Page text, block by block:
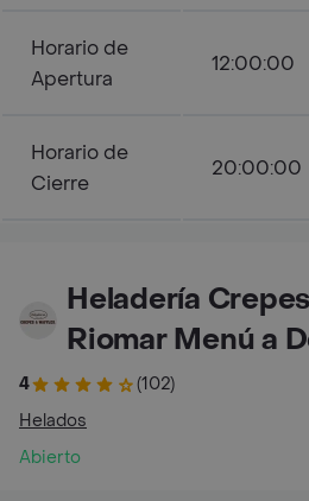
Horario de
Apertura
12:00:00
Horario de
Cierre
20:00:00
Heladería
Riomar Menú a
4
(102)
Helados
Abierto